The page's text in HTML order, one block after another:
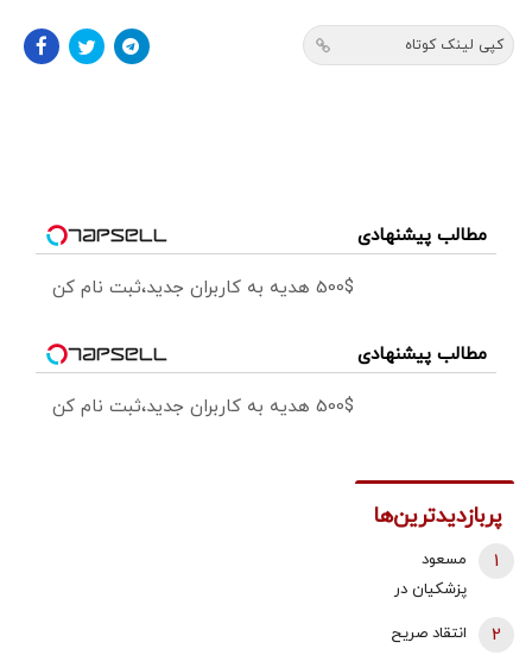
کپی لینک کوتاه
مطالب پیشنهادی
500$ هدیه به کاربران جدید،ثبت نام کن
مطالب پیشنهادی
500$ هدیه به کاربران جدید،ثبت نام کن
پربازدیدترین‌ها
مسعود
پزشکیان در
1
انتقاد صریح
2